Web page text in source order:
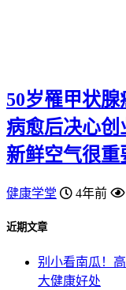
50岁罹甲状腺
病愈后决心创
新鲜空气很重
健康学堂 4年前
近期文章
别小看南瓜！
大健康好处